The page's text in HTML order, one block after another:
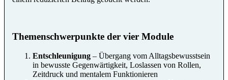
Themenschwerpunkte der vier Module
Entschleunigung – Übergang vom Alltagsbewusstsein
in bewusste Gegenwärtigkeit, Loslassen von Rollen,
Zeitdruck und mentalem Funktionieren